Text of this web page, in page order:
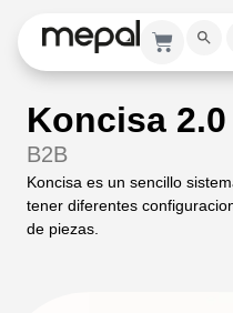
Koncisa 2.0
B2B
Koncisa es un sencillo
tener diferentes
de piezas.